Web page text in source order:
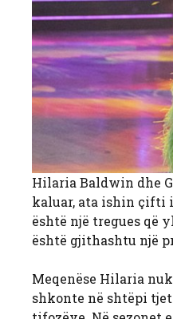
Hilaria Baldwin dhe
kaluar, ata ishin çifti
është një tregues që
është gjithashtu një
Meqenëse Hilaria
shkonte në shtëpi